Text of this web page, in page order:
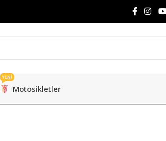
Motosikletler
YENİ